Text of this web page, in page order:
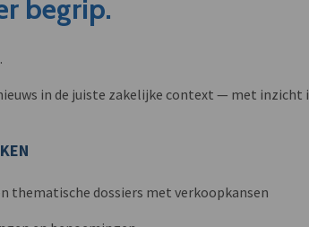
begrip.
in de juiste zakelijke context — met inzicht
thematische dossiers met verkoopkansen